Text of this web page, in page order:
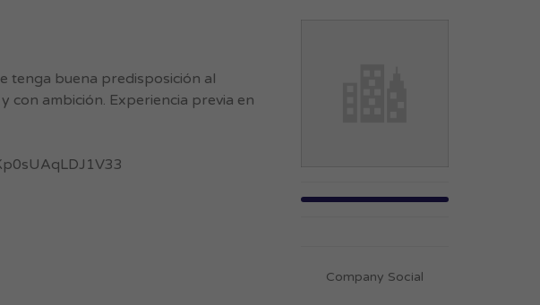
tenga buena predisposición al
con ambición. Experiencia previa en
Company Social